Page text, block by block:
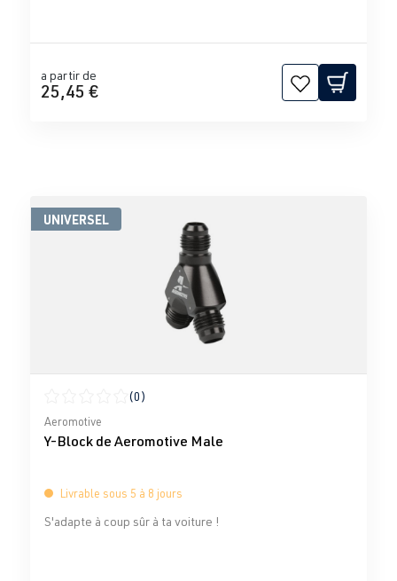
a partir de
25,45 €
UNIVERSEL
Note moyenne de 0 sur 5 étoiles
(0)
Aeromotive
Y-Block de Aeromotive Male
Livrable sous 5 à 8 jours
S'adapte à coup sûr à ta voiture !